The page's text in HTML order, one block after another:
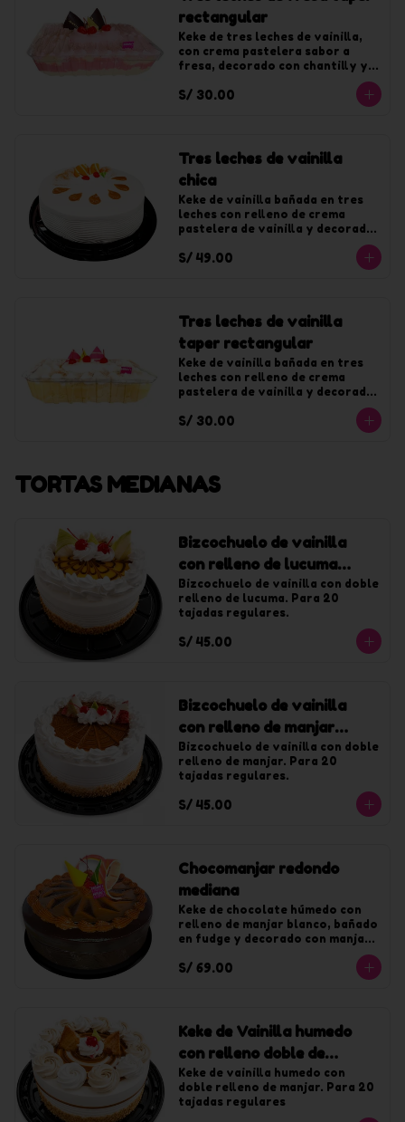
rectangular
Keke de tres leches de vainilla,
con crema pastelera sabor a
fresa, decorado con chantilly y
S/ 30.00
Tres leches de vainilla
chica
Keke de vainilla bañada en tres
leches con relleno de crema
pastelera de vainilla y decorado
con chantilly de vainilla. Para 10
tajadas
S/ 49.00
Tres leches de vainilla
taper rectangular
Keke de vainilla bañada en tres
leches con relleno de crema
pastelera de vainilla y decorado
S/ 30.00
TORTAS MEDIANAS
Bizcochuelo de vainilla
con relleno de lucuma
mediana
Bizcochuelo de vainilla con doble
relleno de lucuma. Para 20
tajadas regulares.
S/ 45.00
Bizcochuelo de vainilla
con relleno de manjar
mediana
Bizcochuelo de vainilla con doble
relleno de manjar. Para 20
tajadas regulares.
S/ 45.00
Chocomanjar redondo
mediana
Keke de chocolate húmedo con
relleno de manjar blanco, bañado
en fudge y decorado con manjar.
S/ 69.00
Keke de Vainilla humedo
con relleno doble de
manjar mediano
Keke de vainilla humedo con
doble relleno de manjar. Para 20
tajadas regulares